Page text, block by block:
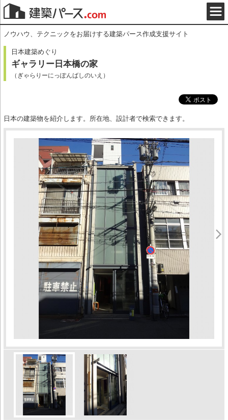
ノウハウ、テクニックをお届けする建築パース作成支援サイト
日本建築めぐり
ギャラリー日本橋の家
（ぎゃらりーにっぽんばしのいえ）
日本の建築物を紹介します。所在地、設計者で検索できます。